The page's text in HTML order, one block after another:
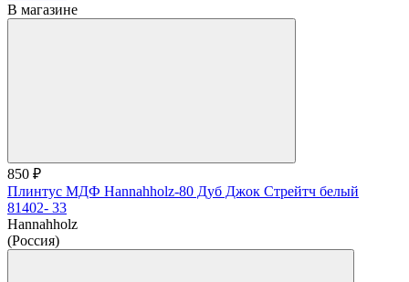
В магазине
850 ₽
Плинтус МДФ Hannahholz-80 Дуб Джок Стрейтч белый
81402- 33
Hannahholz
(Россия)